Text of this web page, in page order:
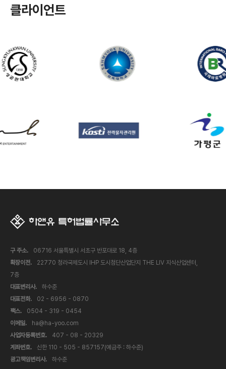
클라이언트
구 주소.
06716 서울특별시 서초구 반포대로 18, 4층
확장이전.
22770 청라국제도시 IHP 도시첨단산업단지 THE LIV 지식산업센터,
7층
대표변리사.
하수준
대표전화.
02 - 6956 - 0870
팩스.
0504 - 319 - 0454
이메일.
ha@ha-yoo.com
사업자등록번호.
407 - 08 - 20329
계좌번호.
신한 110 - 505 - 857157(예금주 : 하수준)
광고책임변리사.
하수준